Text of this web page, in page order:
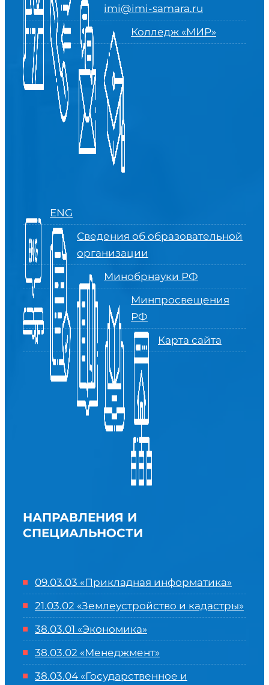
imi@imi-samara.ru
Колледж «МИР»
ENG
Сведения об образовательной
организации
Минобрнауки РФ
Минпросвещения
РФ
Карта сайта
НАПРАВЛЕНИЯ И
СПЕЦИАЛЬНОСТИ
09.03.03 «Прикладная информатика»
21.03.02 «Землеустройство и кадастры»
38.03.01 «Экономика»
38.03.02 «Менеджмент»
38.03.04 «Государственное и